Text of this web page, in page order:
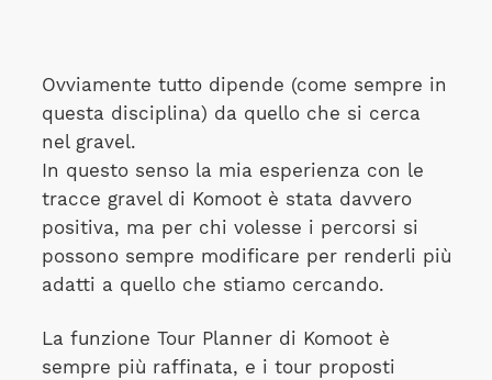
Ovviamente tutto dipende (come sempre in
questa disciplina) da quello che si cerca
nel gravel.
In questo senso la mia esperienza con le
tracce gravel di Komoot è stata davvero
positiva, ma per chi volesse i percorsi si
possono sempre modificare per renderli più
adatti a quello che stiamo cercando.
La funzione Tour Planner di Komoot è
sempre più raffinata, e i tour proposti